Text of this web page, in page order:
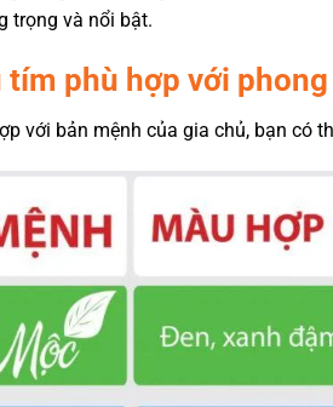
trọng và nổi bật.
phù hợp với
với bản mệnh của gia chủ, bạn có